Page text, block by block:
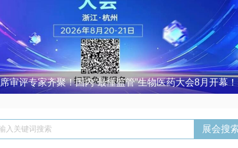
审评专家齐聚！国内“最懂监管”生物医药大会8月开幕！
入关键词搜索